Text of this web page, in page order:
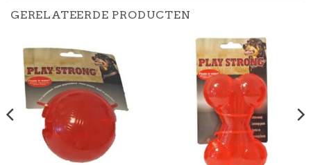
GERELATEERDE PRODUCTEN